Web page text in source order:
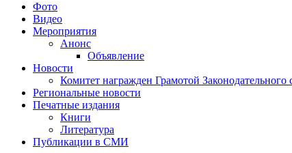
Фото
Видео
Мероприятия
Анонс
Объявление
Новости
Комитет награжден Грамотой Законодательного
Региональные новости
Печатные издания
Книги
Литература
Публикации в СМИ